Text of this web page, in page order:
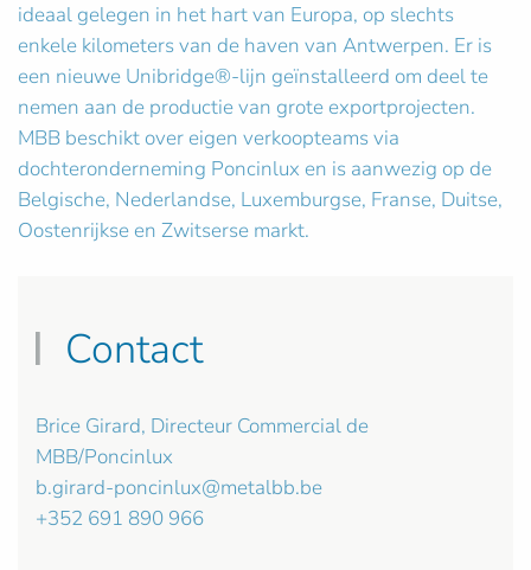
ideaal gelegen in het hart van Europa, op slechts
enkele kilometers van de haven van Antwerpen. Er is
een nieuwe Unibridge®-lijn geïnstalleerd om deel te
nemen aan de productie van grote exportprojecten.
MBB beschikt over eigen verkoopteams via
dochteronderneming Poncinlux en is aanwezig op de
Belgische, Nederlandse, Luxemburgse, Franse, Duitse,
Oostenrijkse en Zwitserse markt.
Contact
Brice Girard, Directeur Commercial de
MBB/Poncinlux
b.girard-poncinlux@metalbb.be
+352 691 890 966